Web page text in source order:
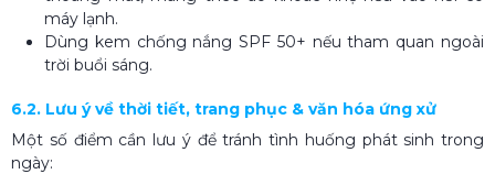
máy lạnh.
Dùng kem chống nắng SPF 50+ nếu tham quan ngoài
trời buổi sáng.
6.2. Lưu ý về thời tiết, trang phục & văn hóa ứng xử
Một số điểm cần lưu ý để tránh tình huống phát sinh trong
ngày: